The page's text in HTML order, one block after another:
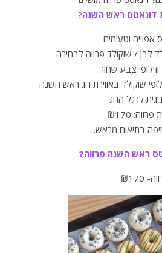
ראש השנה?
לבן / שוקולד פרווה לבחירה
צבע שחור.
שוקולד באווירת חג ראש השנה
לרגל החג
בתיאום מראש.
ראש השנה פרווה?